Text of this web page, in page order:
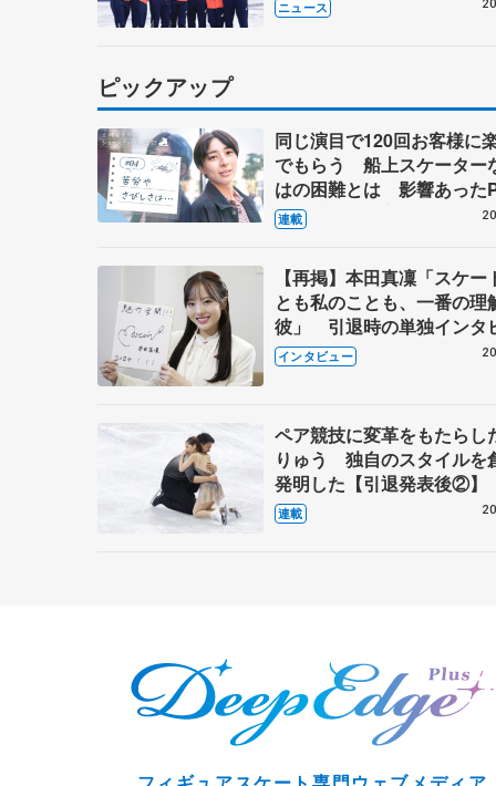
らコーチも
ニュース
ピックアップ
同じ演目で120回お客様に
でもらう 船上スケーター
はの困難とは 影響あった
キャプテン松永さんの存在
連載
【再掲】本田真凜「スケー
とも私のことも、一番の理
彼」 引退時の単独インタ
で語った競技人生や家族、
これからの夢…
インタビュー
ペア競技に変革をもたらし
りゅう 独自のスタイルを
発明した【引退発表後②】
連載